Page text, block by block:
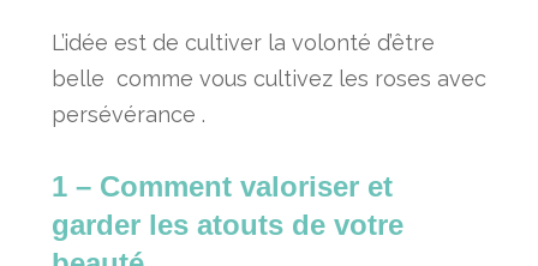
L’idée est de cultiver la volonté d’être
belle comme vous cultivez les roses avec
persévérance .
1 – Comment valoriser et
garder les atouts de votre